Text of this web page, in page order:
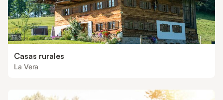
Casas rurales
La Vera